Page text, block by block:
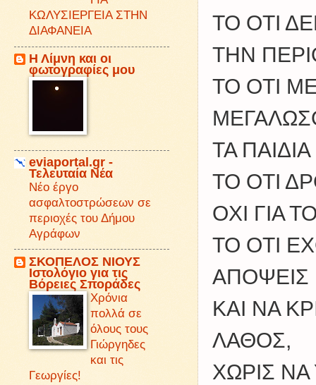
ΤΟ ΟΤΙ
ΤΗΝ
ΤΟ ΟΤΙ
ΤΑ
ΤΟ ΟΤΙ
ΟΧΙ ΓΙΑ
ΤΟ ΟΤΙ
ΑΠΟΨΕΙΣ
ΚΑΙ ΝΑ
ΛΑΘΟΣ,
ΧΩΡΙΣ
ΚΩΛΥΣΙΕΡΓΕΙΑ ΣΤΗΝ
ΔΙΑΦΑΝΕΙΑ
Η Λίμνη και οι
φωτογραφίες μου
eviaportal.gr -
Τελευταία Νέα
Νέο έργο
ασφαλτοστρώσεων σε
περιοχές του Δήμου
Αγράφων
ΣΚΟΠΕΛΟΣ ΝΙΟΥΣ
Iστολόγιο για τις
Βόρειες Σποράδες
Χρόνια
πολλά σε
όλους τους
Γιώργηδες
και τις
Γεωργίες!